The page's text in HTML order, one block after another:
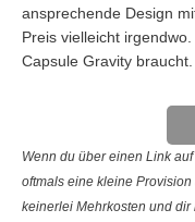
ansprechende Design
Preis vielleicht
Capsule Gravity braucht.
Wenn du über einen Link
oftmals eine kleine
keinerlei Mehrkosten und